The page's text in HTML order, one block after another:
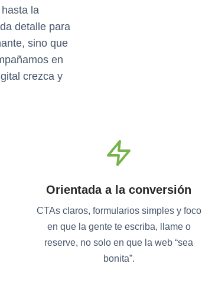
la
detalle para
sino que
en
crezca y
Orientada a la conversión
CTAs claros, formularios simples y foco
en que la gente te escriba, llame o
reserve, no solo en que la web “sea
bonita”.